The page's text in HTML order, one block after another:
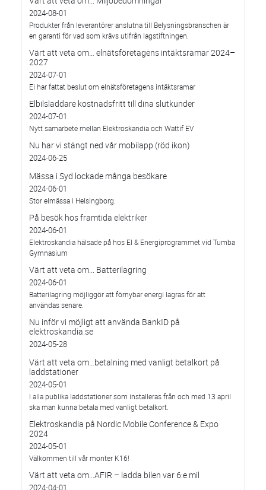
2024-08-01
Produkter från leverantörer anslutna till Belysningsbranschen är
en garanti för vad som krävs utifrån lagstiftningen.
Värt att veta om… elnätsföretagens intäktsramar 2024–
2027
2024-07-01
Ei har fattat beslut om elnätsföretagens intäktsramar
Elbilsladdare kostnadsfritt till dina slutkunder
2024-07-01
Nytt samarbete mellan Elektroskandia och Wattif EV
Nu har vi stängt ned vår mobilapp (röd ikon)
2024-06-25
Mässa i Syd lockade många besökare
2024-06-01
Stor elmässa i Helsingborg.
På besök hos framtida elektriker
2024-06-01
Elektroskandia hälsade på hos El & Energiprogrammet vid Tumba
Gymnasium
Värt att veta om... Batterilagring
2024-06-01
Batterilagring möjliggör att förnybar energi lagras för att
användas senare.
Nu inför vi möjligt att använda BankID på
elektroskandia.se
2024-05-28
Värt att veta om…betalning med vanligt betalkort på
laddstationer
2024-05-01
I alla publika laddstationer som installeras från och med 13 april
ska man kunna betala med vanligt betalkort.
Elektroskandia på Nordic Mobile Conference & Expo
2024
2024-05-01
Välkommen till vår monter K16!
Värt att veta om...AFIR – ladda bilen var 6:e mil
2024-04-01